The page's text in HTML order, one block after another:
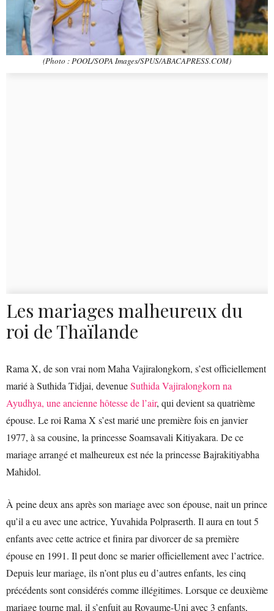
(Photo : POOL/SOPA Images/SPUS/ABACAPRESS.COM)
Les mariages malheureux du
roi de Thaïlande
Rama X, de son vrai nom Maha Vajiralongkorn, s’est officiellement
marié à Suthida Tidjai, devenueSuthida Vajiralongkorn na
Ayudhya, une ancienne hôtesse de l’air, qui devient sa quatrième
épouse. Le roi Rama X s’est marié une première fois en janvier
1977, à sa cousine, la princesse Soamsavali Kitiyakara. De ce
mariage arrangé et malheureux est née la princesse Bajrakitiyabha
Mahidol.
À peine deux ans après son mariage avec son épouse, nait un prince
qu’il a eu avec une actrice, Yuvahida Polpraserth. Il aura en tout 5
enfants avec cette actrice et finira par divorcer de sa première
épouse en 1991. Il peut donc se marier officiellement avec l’actrice.
Depuis leur mariage, ils n’ont plus eu d’autres enfants, les cinq
précédents sont considérés comme illégitimes. Lorsque ce deuxième
mariage tourne mal, il s’enfuit au Royaume-Uni avec 3 enfants,